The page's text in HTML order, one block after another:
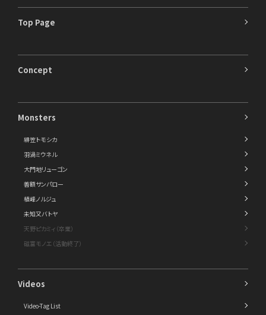
Top Page
Concept
Monsters
緋笠トモシカ
羽渦ミウネル
大門地リューゴン
善額サンパロー
植峰ノルジュ
未知又バトヤ
天野ピカミィ（卒業）
磁富モノエ（活動終了）
Videos
Video-Tag List